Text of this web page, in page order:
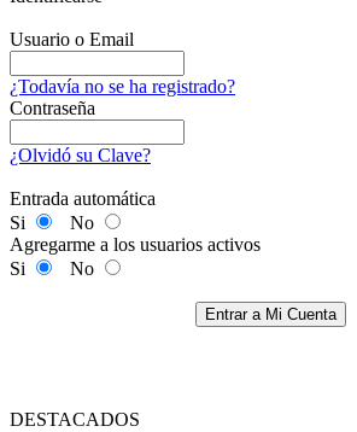
Usuario o Email
¿Todavía no se ha registrado?
Contraseña
¿Olvidó su Clave?
Entrada automática
Si
No
Agregarme a los usuarios activos
Si
No
Entrar a Mi Cuenta
DESTACADOS